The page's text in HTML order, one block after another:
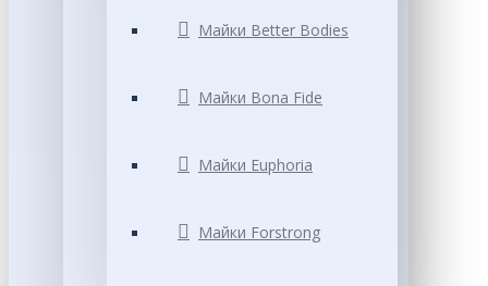
Майки Better Bodies
Майки Bona Fide
Майки Euphoria
Майки Forstrong